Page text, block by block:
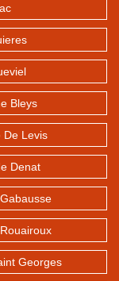
Bleys
De Levis
Denat
Georges